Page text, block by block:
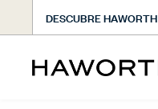
DESCUBRE HAWORTH